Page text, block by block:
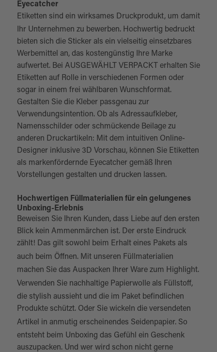
Eyecatcher
Etiketten sind ein wirksames Druckprodukt, um damit
Ihr Unternehmen zu bewerben. Hochwertig bedruckt
bieten sich die Sticker als ein vielseitig einsetzbares
Werbemittel an, das kostengünstig Ihre Marke
aufwertet. Bei AUSGEWÄHLT VERPACKT erhalten Sie
Etiketten auf Rolle in verschiedenen Formen oder
sogar in einem frei wählbaren Wunschformat.
Gestalten Sie die Kleber passgenau zur
Verwendungsintention. Ob als Adressaufkleber,
Namensschilder oder schmückende Beilage zu
anderen Druckartikeln: Mit dem intuitiven Online-
Designer inklusive 3D Vorschau, können Sie Etiketten
als markenfördernde Eyecatcher gemäß Ihren
Vorstellungen gestalten und drucken lassen.
Hochwertigen Füllmaterialien für ein gelungenes
Unboxing-Erlebnis
Beweisen Sie Ihren Kunden, dass Liebe auf den ersten
Blick kein Ammenmärchen ist. Der erste Eindruck
zählt! Das gilt sowohl beim Erhalt eines Pakets als
auch beim Öffnen. Mit unseren Füllmaterialien
machen Sie das Auspacken Ihrer Ware zum Highlight.
Verwenden Sie nachhaltige Papierwolle als Füllstoff,
die stylish aussieht und die im Paket befindlichen
Produkte schützt. Oder Sie wickeln die versendeten
Artikel in anmutig erscheinendes Seidenpapier. So
entsteht beim Unboxing das Gefühl ein Geschenk
auszupacken. Und wer wird schon nicht gerne